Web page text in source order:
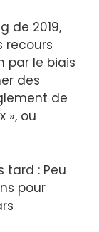
de 2019,
recours
par le biais
des
de
», ou
tard : Peu
pour